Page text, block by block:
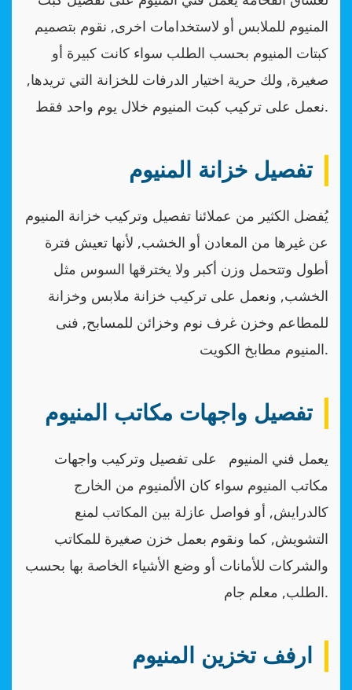
المنيوم للملابس أو لاستخدامات اخرى, نقوم بتصميم
كبتات المنيوم بحسب الطلب سواء كانت كبيرة أو
صغيرة, ولك حرية اختيار الدرفات للخزانة التي تريدها,
نعمل على تركيب كبت المنيوم خلال يوم واحد فقط.
تفصيل خزانة المنيوم
يُفضل الكثير من عملائنا تفصيل وتركيب خزانة المنيوم
عن غيرها من المعادن أو الخشب, لأنها تعيش فترة
أطول وتتحمل وزن أكبر ولا يخترقها السوس مثل
الخشب, ونعمل على تركيب خزانة ملابس وخزانة
للمطاعم وخزن غرف نوم وخزائن للمسابح, فنى
المنيوم مطابخ الكويت.
تفصيل واجهات مكاتب المنيوم
يعمل فني المنيوم على تفصيل وتركيب واجهات
مكاتب المنيوم سواء كان الألمنيوم من الخارج
كالدرايش, أو فواصل عازلة بين المكاتب لمنع
التشويش, كما ونقوم بعمل خزن صغيرة للمكاتب
والشركات للأمانات أو وضع الأشياء الخاصة بها بحسب
الطلب, معلم جام.
ارفف تخزين المنيوم